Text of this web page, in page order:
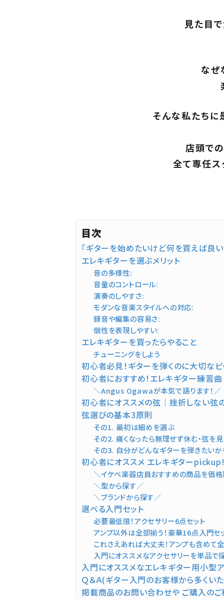
見た目
なぜ
そんな私たちに
店頭で
全て専任ス
目次
『ギターを始めたいけど何を買えば良
エレキギターを選ぶメリット
音の多様性:
音量のコントロール:
演奏のしやすさ:
モダンな音楽スタイルへの対応:
録音や編集の容易さ:
個性を表現しやすい:
エレキギターを買ったらやること
チューニングをしよう
初心者必見！ギターを弾くのに大切な
初心者におすすめ！エレキギター練習曲
＼Angus Ogawaが本気で語ります！／
初心者にオススメの弦｜挫折しない弦
弦選びの基本3原則
その1. 最初は細めを選ぶ
その2. 痛くなったら無理せず休む・弦を
その3. 自分がどんなギターを弾きたい
初心者にオススメ エレキギターpickup!
＼イケベ楽器店員おすすめの商品を価
＼型から探す／
＼ブランドから探す／
選べる入門セット
必要最低限！アクセサリー6点セット
アンプ以外は全部揃う！豪華16点入門セ
これさえあれば大丈夫！アンプも含め
入門にオススメなアクセサリーを単品で
入門にオススメなエレキギター用小型
Ｑ＆Ａ(ギター入門のお客様から多くい
掲載商品のお問い合わせや ご購入の